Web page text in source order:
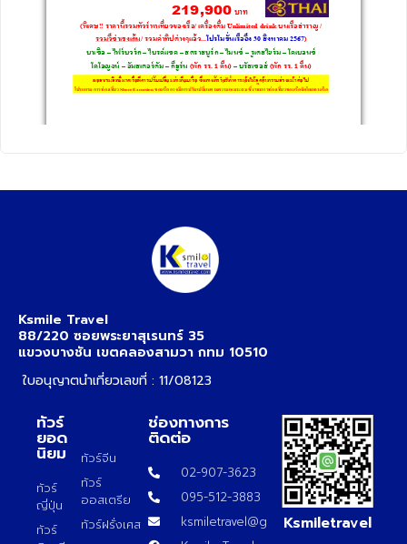
Ksmile Travel
88/220 ซอยพระยาสุเรนทร์ 35
แขวงบางชัน เขตคลองสามวา กทม 10510
ใบอนุญาตนำเที่ยวเลขที่ : 11/08123
ทัวร์
ยอด
นิยม
ทัวร์
ญี่ปุ่น
ทัวร์
ทัวร์จีน
ทัวร์
ออสเตรีย
ทัวร์ฝรั่งเศส
ช่องทางการ
ติดต่อ
02-907-3623
095-512-3883
ksmiletravel@gmail.comKsmiletravel